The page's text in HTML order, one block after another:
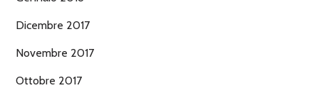
Dicembre 2017
Novembre 2017
Ottobre 2017